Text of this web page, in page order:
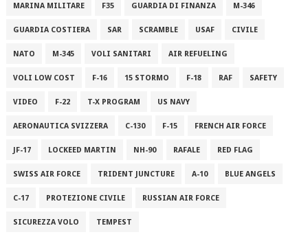
MARINA MILITARE F35 GUARDIA DI FINANZA M-346
GUARDIA COSTIERA SAR SCRAMBLE USAF CIVILE
NATO M-345 VOLI SANITARI AIR REFUELING
VOLI LOW COST F-16 15 STORMO F-18 RAF SAFETY
VIDEO F-22 T-X PROGRAM US NAVY
AERONAUTICA SVIZZERA C-130 F-15 FRENCH AIR FORCE
JF-17 LOCKEED MARTIN NH-90 RAFALE RED FLAG
SWISS AIR FORCE TRIDENT JUNCTURE A-10 BLUE ANGELS
C-17 PROTEZIONE CIVILE RUSSIAN AIR FORCE
SICUREZZA VOLO TEMPEST